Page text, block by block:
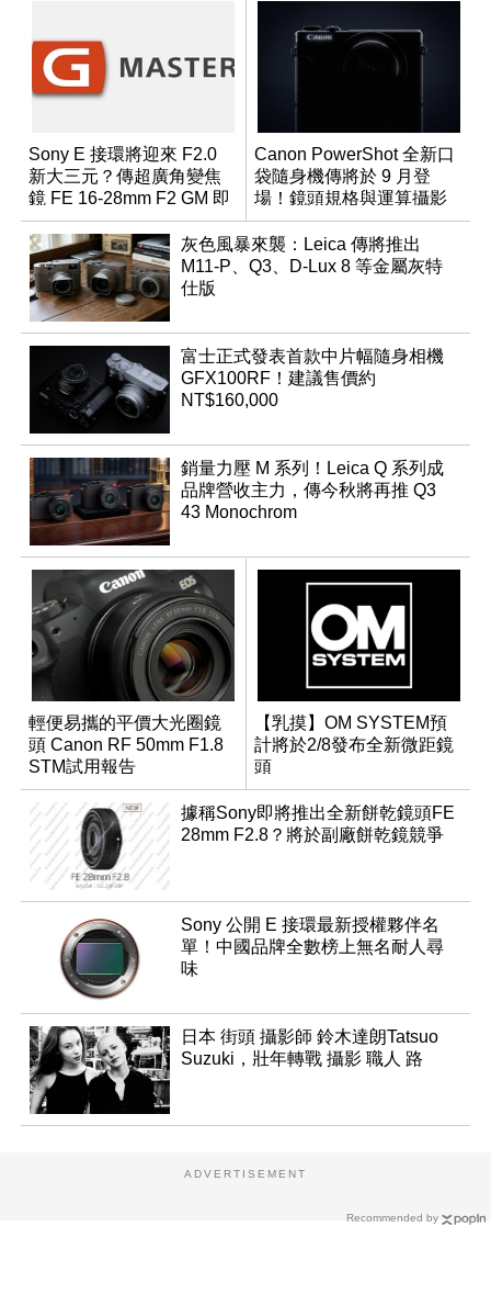
Sony E 接環將迎來 F2.0
新大三元？傳超廣角變焦
鏡 FE 16-28mm F2 GM 即
將問世
Canon PowerShot 全新口
袋隨身機傳將於 9 月登
場！鏡頭規格與運算攝影
升級成為焦點
灰色風暴來襲：Leica 傳將推出
M11-P、Q3、D-Lux 8 等金屬灰特
仕版
富士正式發表首款中片幅隨身相機
GFX100RF！建議售價約
NT$160,000
銷量力壓 M 系列！Leica Q 系列成
品牌營收主力，傳今秋將再推 Q3
43 Monochrom
輕便易攜的平價大光圈鏡
頭 Canon RF 50mm F1.8
STM試用報告
【乳摸】OM SYSTEM預
計將於2/8發布全新微距鏡
頭
據稱Sony即將推出全新餅乾鏡頭FE
28mm F2.8？將於副廠餅乾鏡競爭
Sony 公開 E 接環最新授權夥伴名
單！中國品牌全數榜上無名耐人尋
味
日本 街頭 攝影師 鈴木達朗Tatsuo
Suzuki，壯年轉戰 攝影 職人 路
Recommended by
ADVERTISEMENT